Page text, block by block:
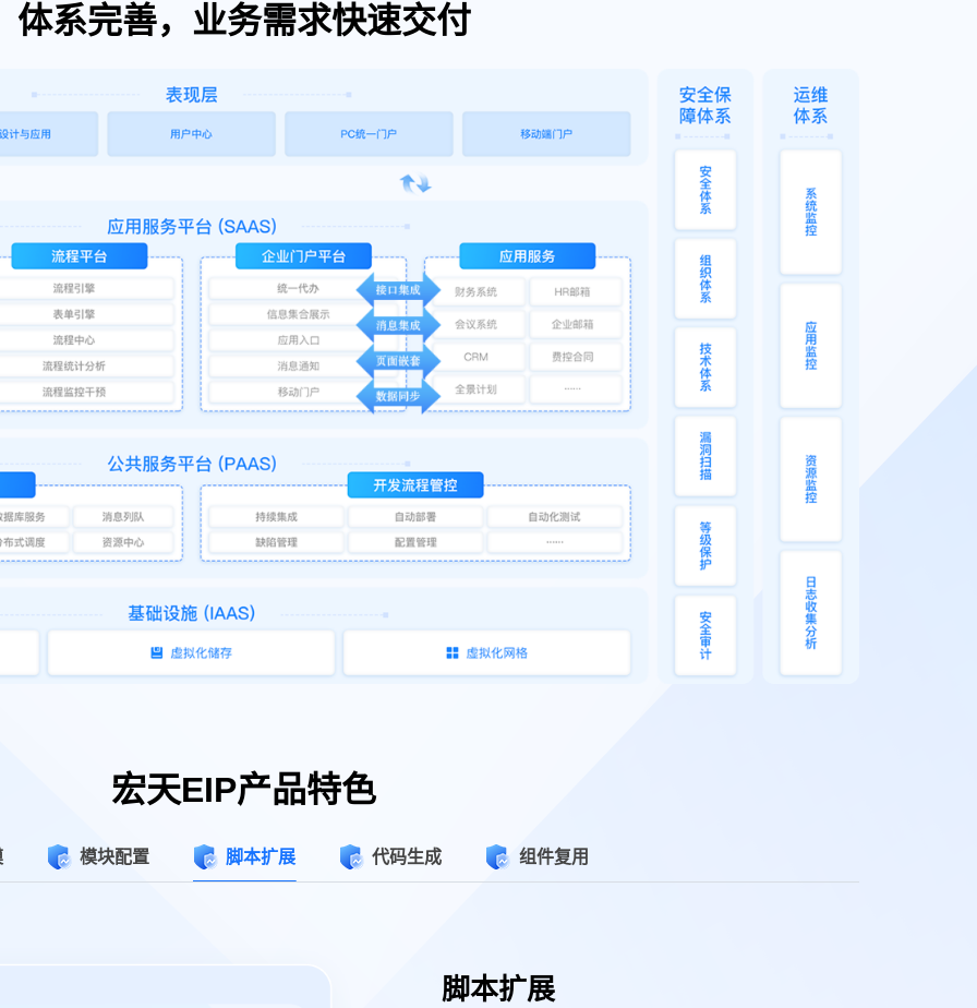
体系完善，业务需求快速交付
宏天EIP产品特色
模块配置 脚本扩展 代码生成 组件复用
脚本扩展